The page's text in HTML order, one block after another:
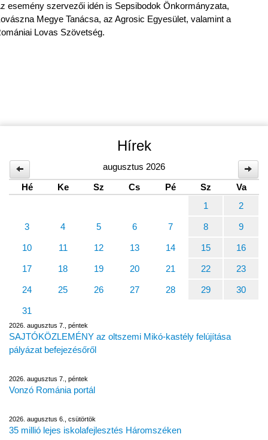
esemény szervezői idén is Sepsibodok Önkormányzata,
Megye Tanácsa, az Agrosic Egyesület, valamint a
Lovas Szövetség.
Hírek
augusztus 2026
Hé
Ke Sz Cs Pé Sz
Va
1
2
3 4 5 6 7 8 9
10 11 12 13 14 15 16
17 18 19 20 21 22 23
24 25 26 27 28 29 30
31
2026. augusztus 7., péntek
SAJTÓKÖZLEMÉNY az oltszemi Mikó-kastély felújítása
pályázat befejezésőről
2026. augusztus 7., péntek
Vonzó Románia portál
2026. augusztus 6., csütörtök
35 millió lejes iskolafejlesztés Háromszéken